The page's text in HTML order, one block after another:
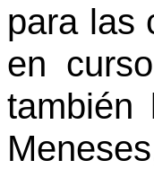
para las
en
también